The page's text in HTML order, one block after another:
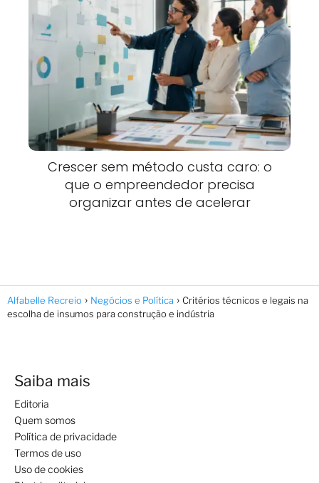
Crescer sem método custa caro: o
que o empreendedor precisa
organizar antes de acelerar
Alfabelle Recreio Negócios e Política
Critérios técnicos e legais na
escolha de insumos para construção e indústria
Saiba mais
Editoria
Quem somos
Política de privacidade
Termos de uso
Uso de cookies